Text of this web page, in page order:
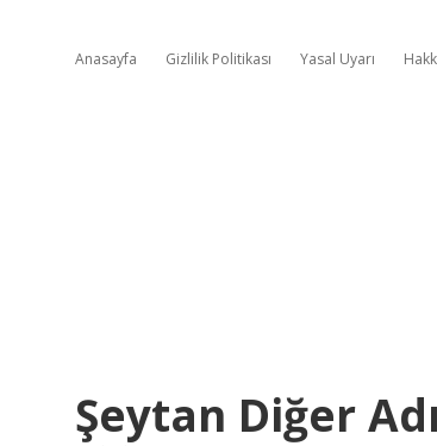
Anasayfa Gizlilik Politikası Yasal Uyarı
Şeytan Diğer